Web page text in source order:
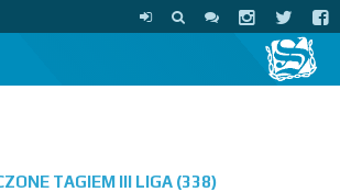
TAGIEM III LIGA (338)